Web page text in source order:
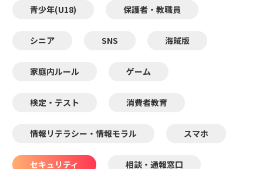
青少年(U18) 保護者・教職員
シニア SNS 海賊版
家庭内ルール ゲーム
検定・テスト 消費者教育
情報リテラシー・情報モラル スマホ
セキュリティ 相談・通報窓口